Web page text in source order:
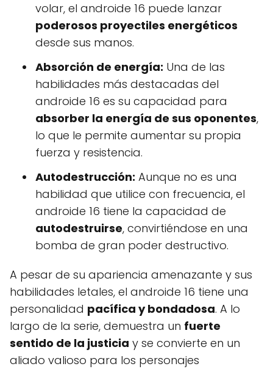
volar, el androide 16 puede lanzar
poderosos proyectiles energéticos
desde sus manos.
Absorción de energía: Una de las
habilidades más destacadas del
androide 16 es su capacidad para
absorber la energía de sus oponentes,
lo que le permite aumentar su propia
fuerza y resistencia.
Autodestrucción: Aunque no es una
habilidad que utilice con frecuencia, el
androide 16 tiene la capacidad de
autodestruirse, convirtiéndose en una
bomba de gran poder destructivo.
A pesar de su apariencia amenazante y sus
habilidades letales, el androide 16 tiene una
personalidad pacífica y bondadosa. A lo
largo de la serie, demuestra un fuerte
sentido de la justicia y se convierte en un
aliado valioso para los personajes